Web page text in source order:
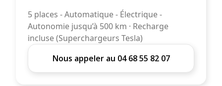
5 places - Automatique - Électrique -
Autonomie jusqu’à 500 km · Recharge
incluse (Superchargeurs Tesla)
Nous appeler au 04 68 55 82 07